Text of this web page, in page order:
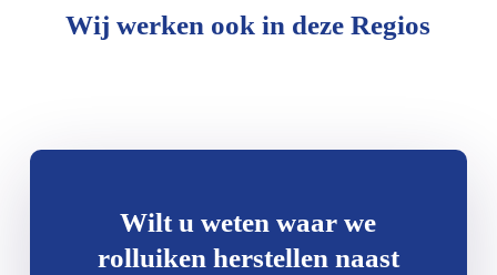
Wij werken ook in deze Regios
Wilt u weten waar we
rolluiken herstellen naast